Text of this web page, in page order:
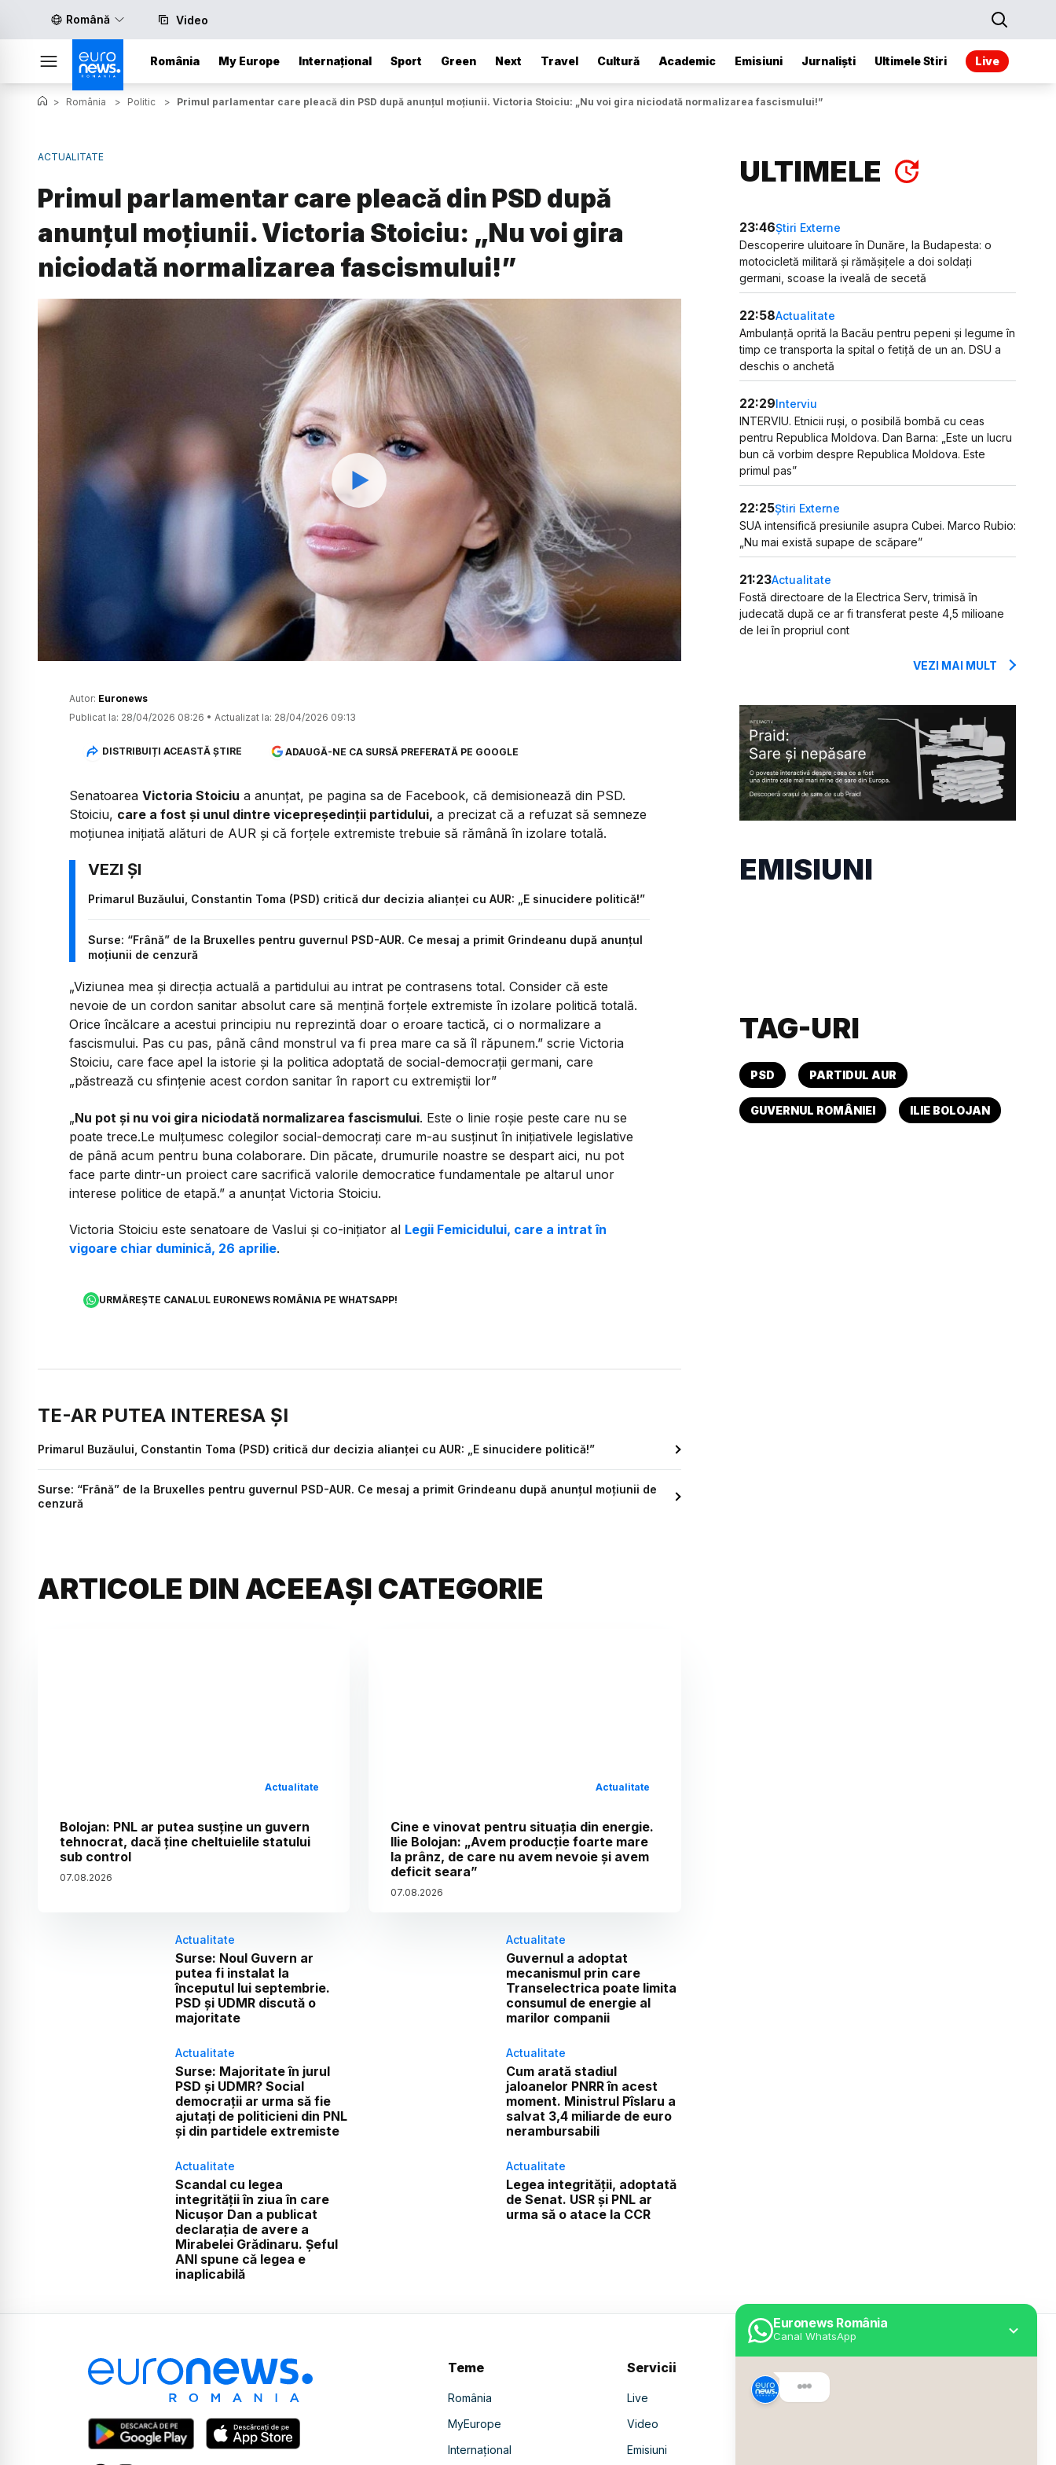
Română Video
România My Europe Internațional Sport Green Next Travel Cultură Academic Emisiuni Jurnaliști Ultimele Stiri Live
Euronews România
Canal WhatsApp
> România > Politic > Primul parlamentar care pleacă din PSD după anunțul moțiunii. Victoria Stoiciu: „Nu voi gira niciodată normalizarea fascismului!”
ACTUALITATE
Primul parlamentar care pleacă din PSD după
anunțul moțiunii. Victoria Stoiciu: „Nu voi gira
niciodată normalizarea fascismului!”
Watch
Autor: Euronews
Publicat la: 28/04/2026 08:26 • Actualizat la: 28/04/2026 09:13
DISTRIBUIȚI ACEASTĂ ȘTIRE ADAUGĂ-NE CA SURSĂ PREFERATĂ PE GOOGLE
Senatoarea Victoria Stoiciu a anunțat, pe pagina sa de Facebook, că demisionează din PSD.
Stoiciu, care a fost și unul dintre vicepreședinții partidului, a precizat că a refuzat să semneze
moțiunea inițiată alături de AUR și că forțele extremiste trebuie să rămână în izolare totală.
Primarul Buzăului, Constantin Toma (PSD) critică dur decizia alianței cu AUR: „E sinucidere politică!”
Surse: “Frână” de la Bruxelles pentru guvernul PSD-AUR. Ce mesaj a primit Grindeanu după anunțul
moțiunii de cenzură
„Viziunea mea și direcția actuală a partidului au intrat pe contrasens total. Consider că este
nevoie de un cordon sanitar absolut care să mențină forțele extremiste în izolare politică totală.
Orice încălcare a acestui principiu nu reprezintă doar o eroare tactică, ci o normalizare a
fascismului. Pas cu pas, până când monstrul va fi prea mare ca să îl răpunem.” scrie Victoria
Stoiciu, care face apel la istorie și la politica adoptată de social-democrații germani, care
„păstrează cu sfințenie acest cordon sanitar în raport cu extremiștii lor”
„Nu pot și nu voi gira niciodată normalizarea fascismului. Este o linie roșie peste care nu se
poate trece.Le mulțumesc colegilor social-democrați care m-au susținut în inițiativele legislative
de până acum pentru buna colaborare. Din păcate, drumurile noastre se despart aici, nu pot
face parte dintr-un proiect care sacrifică valorile democratice fundamentale pe altarul unor
interese politice de etapă.” a anunțat Victoria Stoiciu.
Victoria Stoiciu este senatoare de Vaslui și co-inițiator al Legii Femicidului, care a intrat în
vigoare chiar duminică, 26 aprilie.
URMĂREȘTE CANALUL EURONEWS ROMÂNIA PE WHATSAPP!
TE-AR PUTEA INTERESA ȘI
Primarul Buzăului, Constantin Toma (PSD) critică dur decizia alianței cu AUR: „E sinucidere politică!”
Surse: “Frână” de la Bruxelles pentru guvernul PSD-AUR. Ce mesaj a primit Grindeanu după anunțul moțiunii de
cenzură
ARTICOLE DIN ACEEAȘI CATEGORIE
Actualitate
Bolojan: PNL ar putea susține un guvern
tehnocrat, dacă ține cheltuielile statului
sub control
07.08.2026
Actualitate
Cine e vinovat pentru situația din energie.
Ilie Bolojan: „Avem producție foarte mare
la prânz, de care nu avem nevoie și avem
deficit seara”
07.08.2026
Actualitate
Surse: Noul Guvern ar
putea fi instalat la
începutul lui septembrie.
PSD și UDMR discută o
majoritate
Actualitate
Guvernul a adoptat
mecanismul prin care
Transelectrica poate limita
consumul de energie al
marilor companii
Actualitate
Surse: Majoritate în jurul
PSD și UDMR? Social
democrații ar urma să fie
ajutați de politicieni din PNL
și din partidele extremiste
Actualitate
Cum arată stadiul
jaloanelor PNRR în acest
moment. Ministrul Pîslaru a
salvat 3,4 miliarde de euro
nerambursabili
Actualitate
Scandal cu legea
integrității în ziua în care
Nicușor Dan a publicat
declarația de avere a
Mirabelei Grădinaru. Șeful
ANI spune că legea e
inaplicabilă
Actualitate
Legea integrității, adoptată
de Senat. USR și PNL ar
urma să o atace la CCR
ULTIMELE
23:46Știri Externe
Descoperire uluitoare în Dunăre, la Budapesta: o
motocicletă militară și rămășițele a doi soldați
germani, scoase la iveală de secetă
22:58Actualitate
Ambulanță oprită la Bacău pentru pepeni și legume în
timp ce transporta la spital o fetiță de un an. DSU a
deschis o anchetă
22:29Interviu
INTERVIU. Etnicii ruși, o posibilă bombă cu ceas
pentru Republica Moldova. Dan Barna: „Este un lucru
bun că vorbim despre Republica Moldova. Este
primul pas”
22:25Știri Externe
SUA intensifică presiunile asupra Cubei. Marco Rubio:
„Nu mai există supape de scăpare”
21:23Actualitate
Fostă directoare de la Electrica Serv, trimisă în
judecată după ce ar fi transferat peste 4,5 milioane
de lei în propriul cont
VEZI MAI MULT
EMISIUNI
TAG-URI
PSD PARTIDUL AUR
GUVERNUL ROMÂNIEI ILIE BOLOJAN
Teme
România
MyEurope
Internațional
Servicii
Live
Video
Emisiuni
Despre Euronews